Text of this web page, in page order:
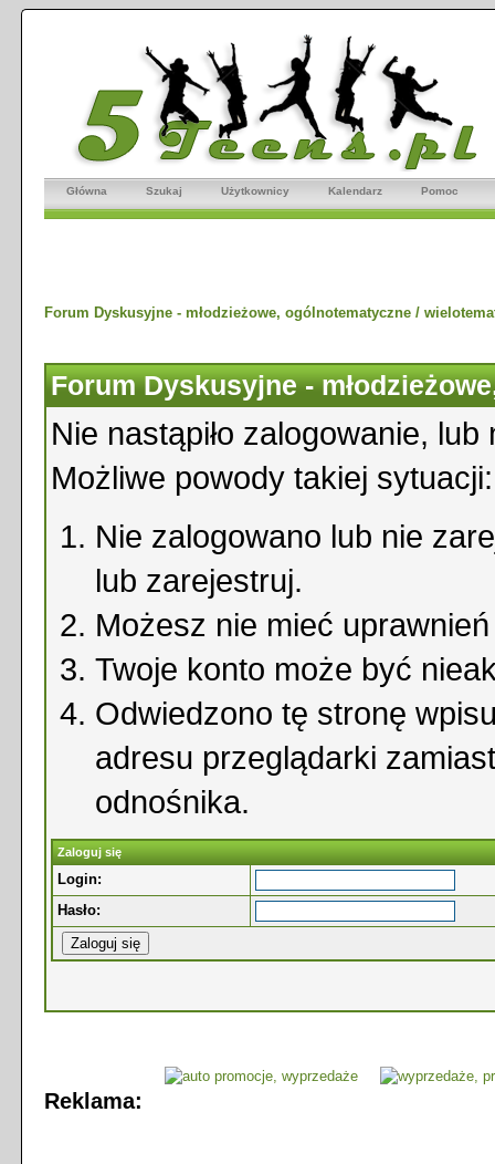
Główna Szukaj Użytkownicy Kalendarz Pomoc
Forum Dyskusyjne - młodzieżowe, ogólnotematyczne /
Forum Dyskusyjne -
Nie nastąpiło zalogowanie,
Możliwe powody takiej sytuacji:
Nie zalogowano lub nie
lub zarejestruj.
Możesz nie mieć
Twoje konto może być
Odwiedzono tę stronę
adresu przeglądarki
odnośnika.
Zaloguj się
Login:
Hasło:
Reklama: